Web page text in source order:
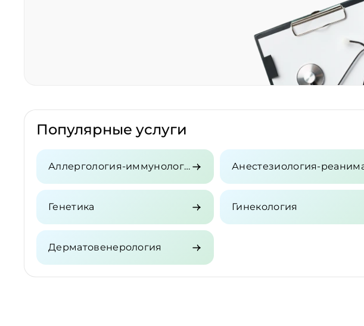
Популярные услуги
Аллергология-иммунология
Генетика Гинекология
Дерматовенерология